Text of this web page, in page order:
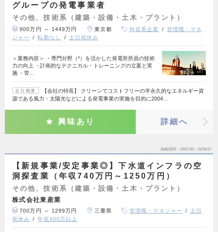
グループの発電事業者
その他、技術系（建築・設備・土木・プラント）
900万円 ～ 1449万円 東京都 外資系企業
管理職・マネ
ジャー
転勤なし 土日祝休み
＜業務内容＞ ・専門分野（*）を活かした発電所所員の技術
力の向上 - 計画的なテクニカル・トレーニングの立案と実
施 - 管…
会社概要
【会社の特長】 クリーンでコストフリーの半永久的なエネルギー資
源である風力・太陽光などによる発電事業の実施を目的に2004…
興味あり 詳細へ
掲載期間 26/07/30～26/08/12
【新規事業/安定事業◎】下水道インフラの空
洞探査業（年収740万円～1250万円）
その他、技術系（建築・設備・土木・プラント）
株式会社東産業
700万円 ～ 1299万円 三重県 管理職・マネジャー
土日
祝休み
年収600万以上